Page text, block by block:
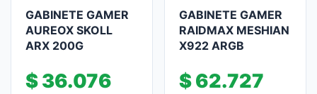
GABINETE GAMER
AUREOX SKOLL
ARX 200G
$36.076
GABINETE GAMER
RAIDMAX MESHIAN
X922 ARGB
$62.727